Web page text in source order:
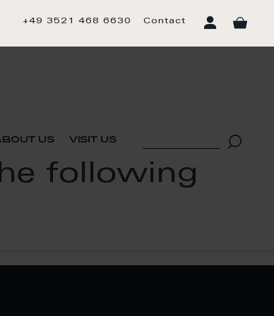
+49 3521 468 6630 Contact
us visit us
following